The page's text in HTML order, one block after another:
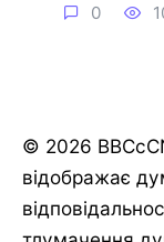
0
© 2026
відображає